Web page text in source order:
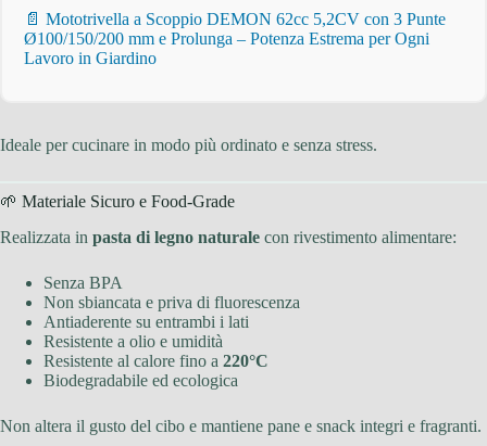
📄 Mototrivella a Scoppio DEMON 62cc 5,2CV con 3 Punte
Ø100/150/200 mm e Prolunga – Potenza Estrema per Ogni
Lavoro in Giardino
Ideale per cucinare in modo più ordinato e senza stress.
🌱 Materiale Sicuro e Food-Grade
Realizzata in pasta di legno naturale con rivestimento alimentare:
Senza BPA
Non sbiancata e priva di fluorescenza
Antiaderente su entrambi i lati
Resistente a olio e umidità
Resistente al calore fino a 220°C
Biodegradabile ed ecologica
Non altera il gusto del cibo e mantiene pane e snack integri e fragranti.